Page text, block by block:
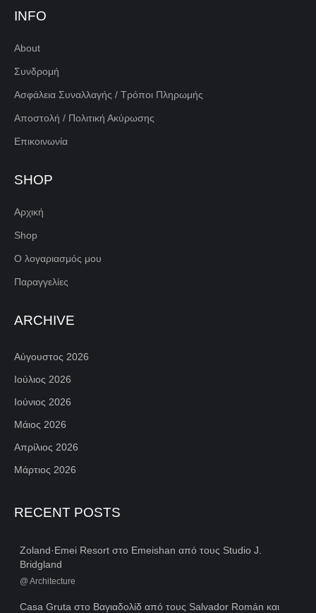
INFO
About
Συνδρομή
Ασφάλεια Συναλλαγής / Τρόποι Πληρωμής
Αποστολή / Πολιτική Ακύρωσης
Επικοινωνία
SHOP
Αρχική
Shop
Ο λογαριασμός μου
Παραγγελίες
ARCHIVE
Αύγουστος 2026
Ιούλιος 2026
Ιούνιος 2026
Μάιος 2026
Απρίλιος 2026
Μάρτιος 2026
RECENT POSTS
Zoland·Emei Resort στο Emeishan από τους Studio J.
Bridgland
@ Architecture
Casa Gruta στο Βαγιαδολίδ από τους Salvador Román και